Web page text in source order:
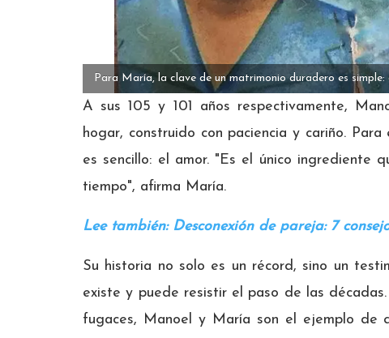
Para María, la clave de un matrimonio duradero es simple:
A sus 105 y 101 años respectivamente,
hogar, construido con paciencia y cariño.
es sencillo: el amor. "Es el único ingrediente
tiempo", afirma María.
Lee también: Desconexión de pareja: 7
Su historia no solo es un récord, sino un
existe y puede resistir el paso de las
fugaces, Manoel y María son el ejemplo de